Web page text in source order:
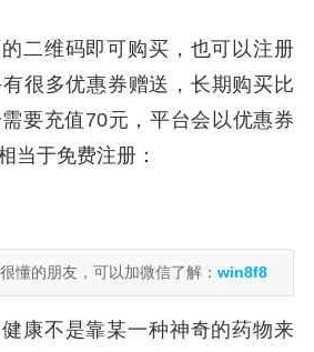
二维码即可购买，也可以注册
很多优惠券赠送，长期购买比
要充值70元，平台会以优惠券
当于免费注册：
懂的朋友，可以加微信了解： win8f8
康不是靠某一种神奇的药物来